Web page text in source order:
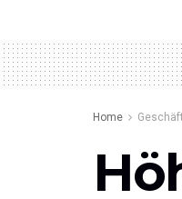
Home Geschäft